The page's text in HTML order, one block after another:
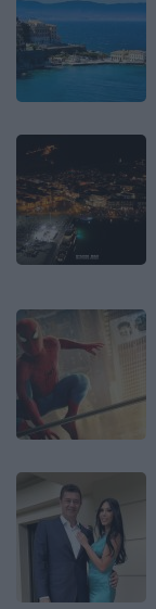
Image
Image
Image